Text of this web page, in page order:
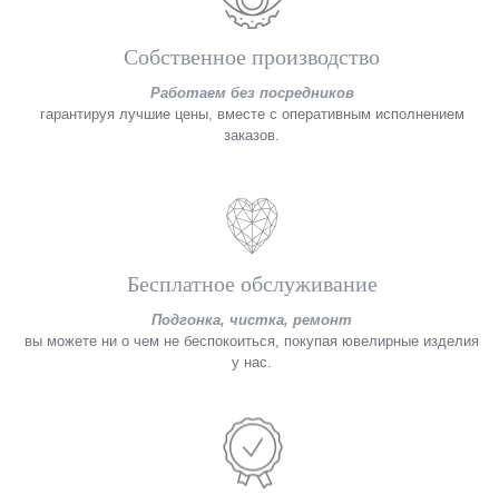
Собственное производство
Работаем без посредников
гарантируя лучшие цены, вместе с оперативным исполнением
заказов.
Бесплатное обслуживание
Подгонка, чистка, ремонт
вы можете ни о чем не беспокоиться, покупая ювелирные изделия
у нас.